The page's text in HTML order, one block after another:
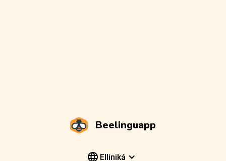
Beelinguapp
Elliniká